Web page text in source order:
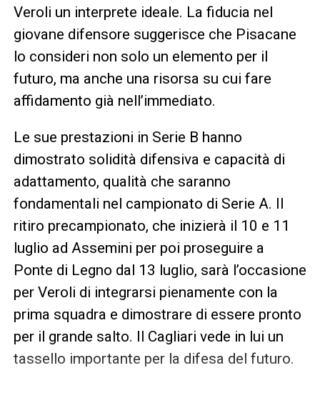
Veroli un interprete ideale. La fiducia nel
giovane difensore suggerisce che Pisacane
lo consideri non solo un elemento per il
futuro, ma anche una risorsa su cui fare
affidamento già nell’immediato.
Le sue prestazioni in Serie B hanno
dimostrato solidità difensiva e capacità di
adattamento, qualità che saranno
fondamentali nel campionato di Serie A. Il
ritiro precampionato, che inizierà il 10 e 11
luglio ad Assemini per poi proseguire a
Ponte di Legno dal 13 luglio, sarà l’occasione
per Veroli di integrarsi pienamente con la
prima squadra e dimostrare di essere pronto
per il grande salto. Il Cagliari vede in lui un
tassello importante per la difesa del futuro.